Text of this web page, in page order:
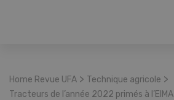
Home Revue UFA > Technique agricole >
Tracteurs de l’année 2022 primés à l’EIMA